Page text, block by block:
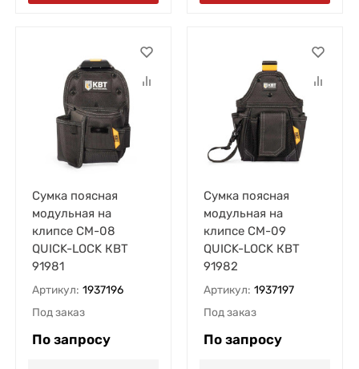
Сумка поясная
модульная на
клипсе СМ-08
QUICK-LOCK КВТ
91981
Артикул: 1937196
Под заказ
По запросу
Сумка поясная
модульная на
клипсе СМ-09
QUICK-LOCK КВТ
91982
Артикул: 1937197
Под заказ
По запросу